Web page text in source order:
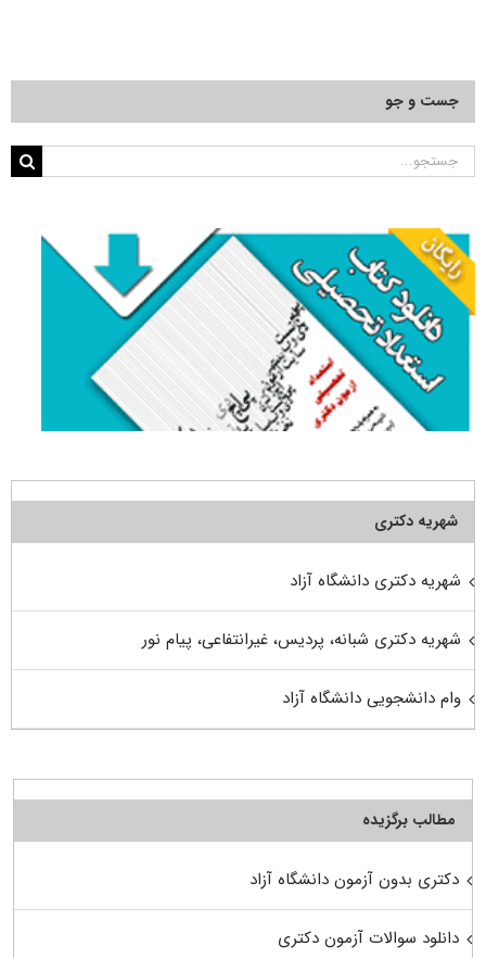
جست و جو
جستجو
شهریه دکتری
شهریه دکتری دانشگاه آزاد
شهریه دکتری شبانه، پردیس، غیرانتفاعی، پیام نور
وام دانشجویی دانشگاه آزاد
مطالب برگزیده
دکتری بدون آزمون دانشگاه آزاد
دانلود سوالات آزمون دکتری